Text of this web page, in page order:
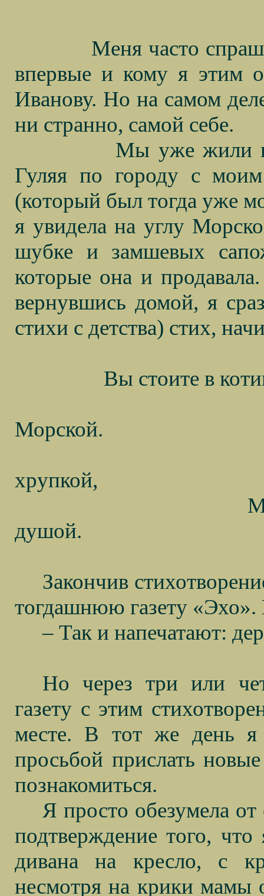
Меня часто
впервые и кому я этим
Иванову. Но на самом
ни странно, самой себе.
Мы уже жили в
Гуляя по городу с
(который был тогда уже
я увидела на углу
шубке и замшевых
которые она и
вернувшись домой, я
стихи с детства) стих,
Вы стоите в
Морской.
хрупкой,
душой.
Закончив
тогдашнюю газету «Эхо».
– Так и напечатают:
Но через три или
газету с этим
месте. В тот же день
просьбой прислать
познакомиться.
Я просто обезумела
подтверждение того,
дивана на кресло, с
несмотря на крики мамы